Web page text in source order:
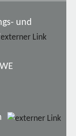
und